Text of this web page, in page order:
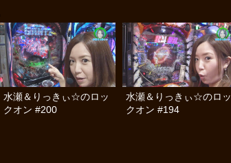
水瀬＆りっきぃ☆のロッ
クオン #200
水瀬＆りっきぃ☆のロッ
クオン #194